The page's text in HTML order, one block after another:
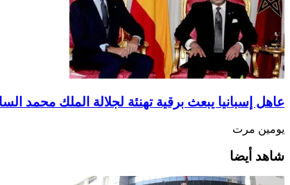
عاهل إسبانيا يبعث برقية تهنئة لجلالة الملك محمد
يومين مرت
شاهد أيضا